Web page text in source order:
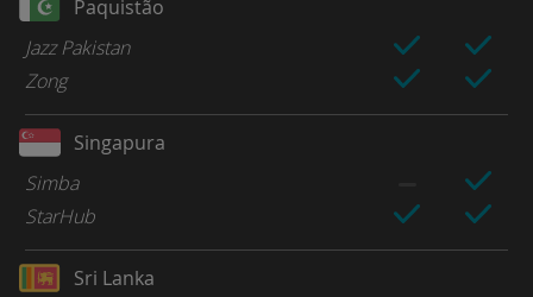
Paquistão
Jazz Pakistan
Zong
Singapura
Simba
StarHub
Sri Lanka